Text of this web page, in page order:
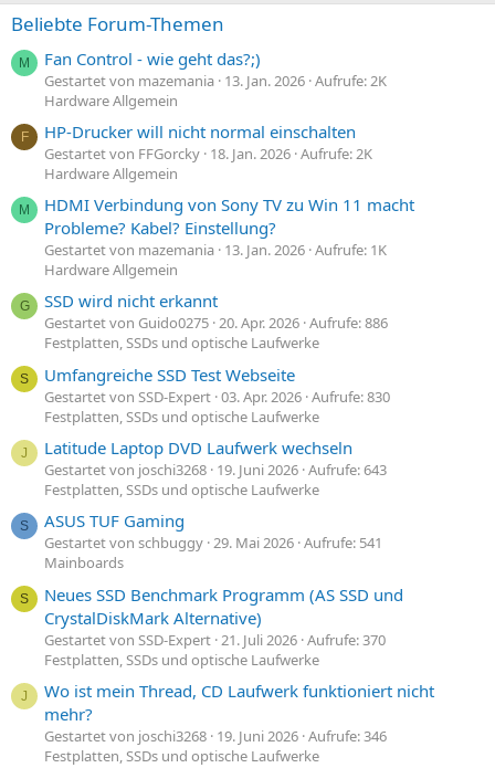
Beliebte Forum-Themen
M Fan Control - wie geht das?;)
Gestartet von mazemania 13. Jan. 2026 Aufrufe: 2K
Hardware Allgemein
F HP-Drucker will nicht normal einschalten
Gestartet von FFGorcky 18. Jan. 2026 Aufrufe: 2K
Hardware Allgemein
M
HDMI Verbindung von Sony TV zu Win 11 macht
Probleme? Kabel? Einstellung?
Gestartet von mazemania 13. Jan. 2026 Aufrufe: 1K
Hardware Allgemein
G SSD wird nicht erkannt
Gestartet von Guido0275 20. Apr. 2026 Aufrufe: 886
Festplatten, SSDs und optische Laufwerke
S Umfangreiche SSD Test Webseite
Gestartet von SSD-Expert 03. Apr. 2026 Aufrufe: 830
Festplatten, SSDs und optische Laufwerke
J Latitude Laptop DVD Laufwerk wechseln
Gestartet von joschi3268 19. Juni 2026 Aufrufe: 643
Festplatten, SSDs und optische Laufwerke
S ASUS TUF Gaming
Gestartet von schbuggy 29. Mai 2026 Aufrufe: 541
Mainboards
S
Neues SSD Benchmark Programm (AS SSD und
CrystalDiskMark Alternative)
Gestartet von SSD-Expert 21. Juli 2026 Aufrufe: 370
Festplatten, SSDs und optische Laufwerke
J
Wo ist mein Thread, CD Laufwerk funktioniert nicht
mehr?
Gestartet von joschi3268 19. Juni 2026 Aufrufe: 346
Festplatten, SSDs und optische Laufwerke